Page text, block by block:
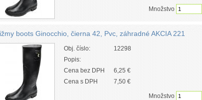
Množstvo
boots Ginocchio, čierna 42, Pvc, záhradné AKCIA 221
Obj. číslo:
12298
Popis:
Cena bez DPH
6,25 €
Cena s DPH
7,50 €
Množstvo